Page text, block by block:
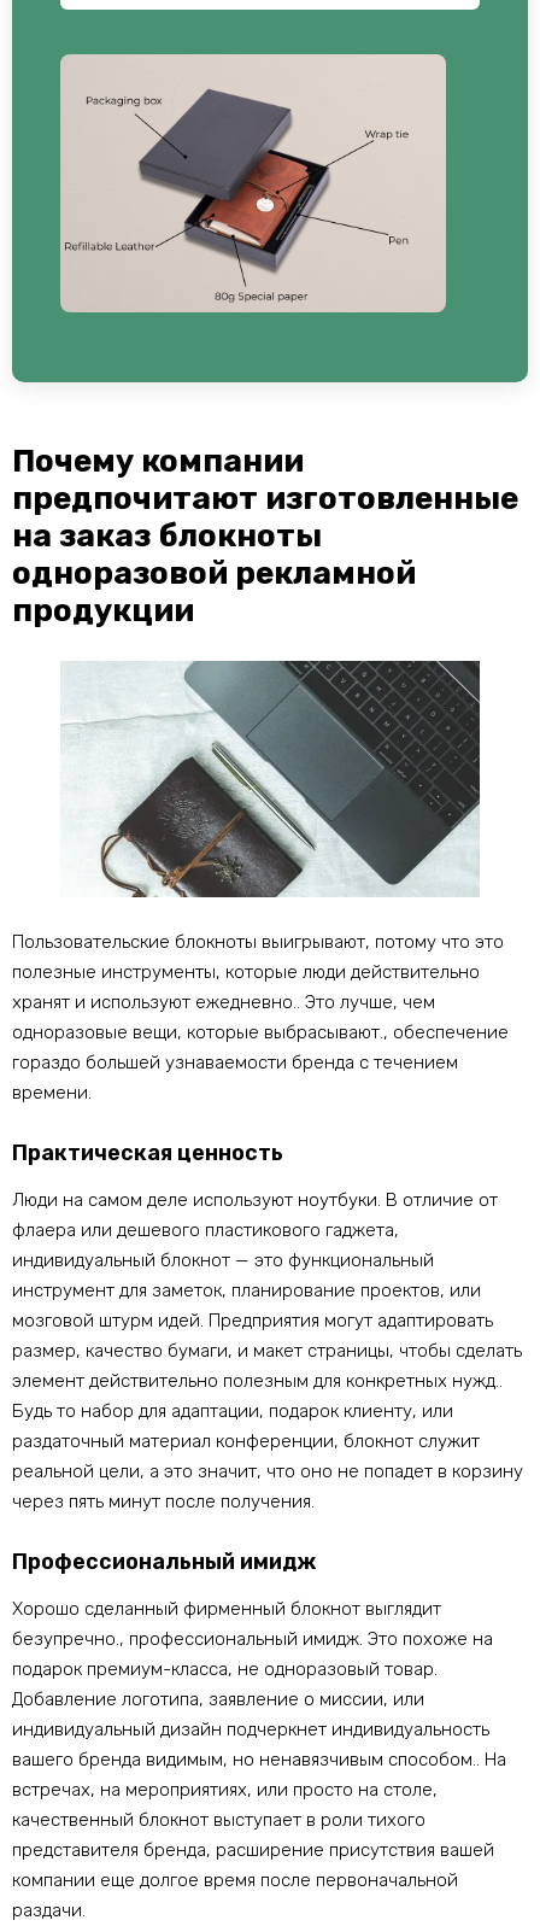
Почему компании
предпочитают изготовленные
на заказ блокноты
одноразовой рекламной
продукции
Пользовательские блокноты выигрывают, потому что это
полезные инструменты, которые люди действительно
хранят и используют ежедневно.. Это лучше, чем
одноразовые вещи, которые выбрасывают., обеспечение
гораздо большей узнаваемости бренда с течением
времени.
Практическая ценность
Люди на самом деле используют ноутбуки. В отличие от
флаера или дешевого пластикового гаджета,
индивидуальный блокнот — это функциональный
инструмент для заметок, планирование проектов, или
мозговой штурм идей. Предприятия могут адаптировать
размер, качество бумаги, и макет страницы, чтобы сделать
элемент действительно полезным для конкретных нужд..
Будь то набор для адаптации, подарок клиенту, или
раздаточный материал конференции, блокнот служит
реальной цели, а это значит, что оно не попадет в корзину
через пять минут после получения.
Профессиональный имидж
Хорошо сделанный фирменный блокнот выглядит
безупречно., профессиональный имидж. Это похоже на
подарок премиум-класса, не одноразовый товар.
Добавление логотипа, заявление о миссии, или
индивидуальный дизайн подчеркнет индивидуальность
вашего бренда видимым, но ненавязчивым способом.. На
встречах, на мероприятиях, или просто на столе,
качественный блокнот выступает в роли тихого
представителя бренда, расширение присутствия вашей
компании еще долгое время после первоначальной
раздачи.